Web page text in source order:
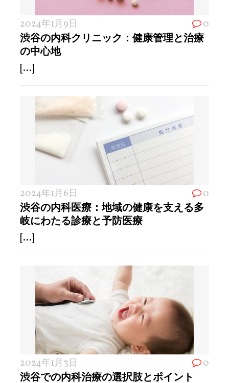
2024年1月9日 0
渋谷の内科クリニック：健康管理と治療
の中心地
[...]
2024年1月6日 0
渋谷の内科医療：地域の健康を支える多
岐にわたる診療と予防医療
[...]
2024年1月3日 0
渋谷での内科治療の選択肢とポイント